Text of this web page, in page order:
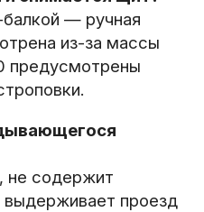
— ручная
из-за массы
предусмотрены
не содержит
выдерживает проезд